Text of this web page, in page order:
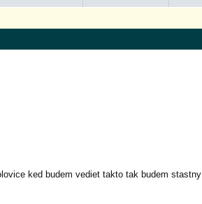
ked budem vediet takto tak budem stastny